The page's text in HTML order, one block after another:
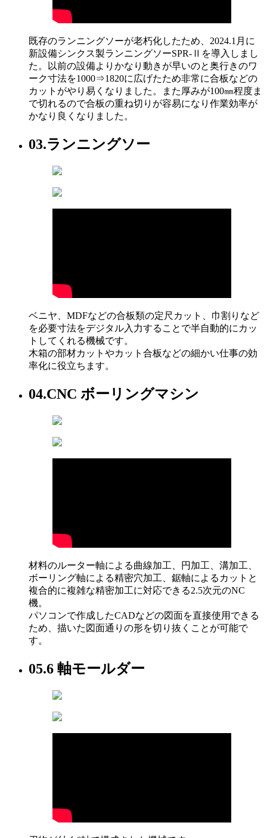
既存のランニングソーが老朽化したため、2024.1月に
新設備シンクス製ランニングソーSPR‐Ⅱを導入しまし
た。以前の設備よりかなり動きが早いのと奥行きのワ
ーク寸法を1000⇒1820に広げたため非常に合板などの
カットがやり易くなりました。また厚みが100㎜程度ま
で切れるので合板の重ね切りが容易になり作業効率が
かなり良くなりました。
03.ランニングソー
ベニヤ、MDFなどの合板類の定尺カット、巾割りなど
を必要寸法をデジタル入力することで半自動的にカッ
トしてくれる機械です。
木箱の部材カットやカット合板などの細かい仕事の効
率化に役立ちます。
04.CNC ボーリングマシン
材料のルーター軸による曲線加工、円加工、溝加工、
ボーリング軸による精密穴加工、鋸軸によるカットと
複合的に複雑な精密加工に対応できる2.5次元のNC
機。
パソコンで作成したCADなどの図面を直接使用できる
ため、描いた図面通りの形を切り抜くことが可能で
す。
05.6 軸モールダー